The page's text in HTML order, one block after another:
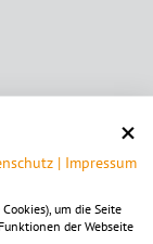
| Impressum
um die Seite
der Webseite